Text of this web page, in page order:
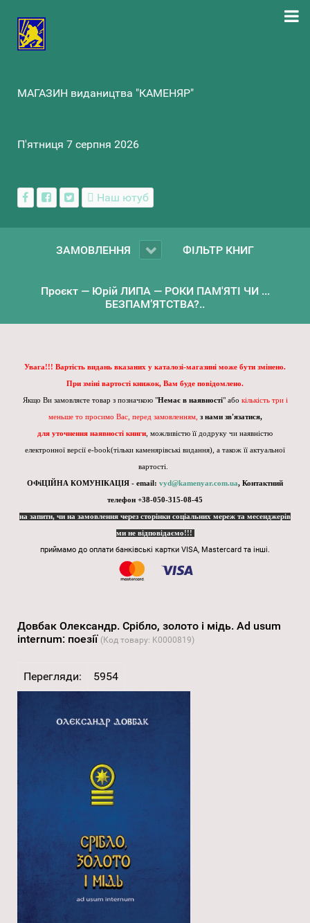
МАГАЗИН видаництва "КАМЕНЯР"
П'ятниця 7 серпня 2026
Наш ютуб
ЗАМОВЛЕННЯ ФІЛЬТР КНИГ
Проєкт — Юрій ЛИПА — РОКИ ПАМ'ЯТІ ЧИ ...
БЕЗПАМ’ЯТСТВА?..
Увага!!! Вартість видань вказаних у каталозі-магазині може бути змінено.
При зміні вартості книжок, Вам буде повідомлено.
Якщо Ви замовляєте товар з позначкою "Немає в наявності" або кількість три і
меньше то просимо Вас, перед замовленням, з нами зв'язатися,
для уточнення наявності книги , можливістю її додруку чи наявністю
електронної версії e-book(тільки каменярівські видання), а також її актуальної
вартості.
ОФіЦІЙНА КОМУНІКАЦІЯ - email: vyd@kamenyar.com.ua, Контактний
телефон +38-050-315-08-45
на запити, чи на замовлення через сторінки соціальних мереж та месенджерів
ми не відповідаємо!!!
приймамо до оплати банківські картки VISA, Mastercard та інші.
Довбак Олександр. Срібло, золото і мідь. Ad usum
internum: поезії (Код товару: K0000819)
Перегляди: 5954